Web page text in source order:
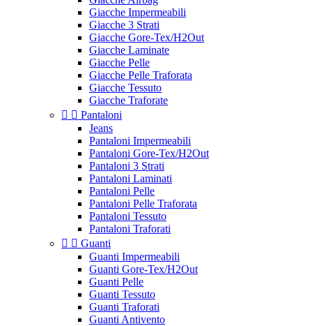
Giacche Impermeabili
Giacche 3 Strati
Giacche Gore-Tex/H2Out
Giacche Laminate
Giacche Pelle
Giacche Pelle Traforata
Giacche Tessuto
Giacche Traforate
  Pantaloni
Jeans
Pantaloni Impermeabili
Pantaloni Gore-Tex/H2Out
Pantaloni 3 Strati
Pantaloni Laminati
Pantaloni Pelle
Pantaloni Pelle Traforata
Pantaloni Tessuto
Pantaloni Traforati
  Guanti
Guanti Impermeabili
Guanti Gore-Tex/H2Out
Guanti Pelle
Guanti Tessuto
Guanti Traforati
Guanti Antivento